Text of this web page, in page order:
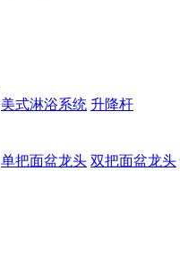
美式淋浴系统 升降杆
单把面盆龙头 双把面盆龙头